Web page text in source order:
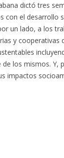
dictó tres
con el desarrollo
un lado, a los
y cooperativas
los mismos. Y,
impactos